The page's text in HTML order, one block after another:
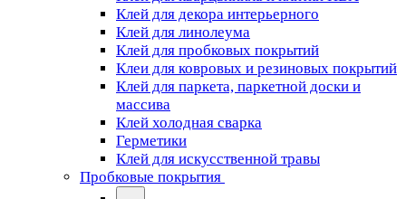
Клей для декора интерьерного
Клей для линолеума
Клей для пробковых покрытий
Клеи для ковровых и резиновых покрытий
Клей для паркета, паркетной доски и
массива
Клей холодная сварка
Герметики
Клей для искусственной травы
Пробковые покрытия